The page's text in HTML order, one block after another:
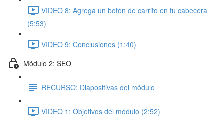
VIDEO 8: Agrega un botón de carrito en tu cabecera
(5:53)
VIDEO 9: Conclusiones (1:40)
Módulo 2: SEO
RECURSO: Diapositivas del módulo
VIDEO 1: Objetivos del módulo (2:52)